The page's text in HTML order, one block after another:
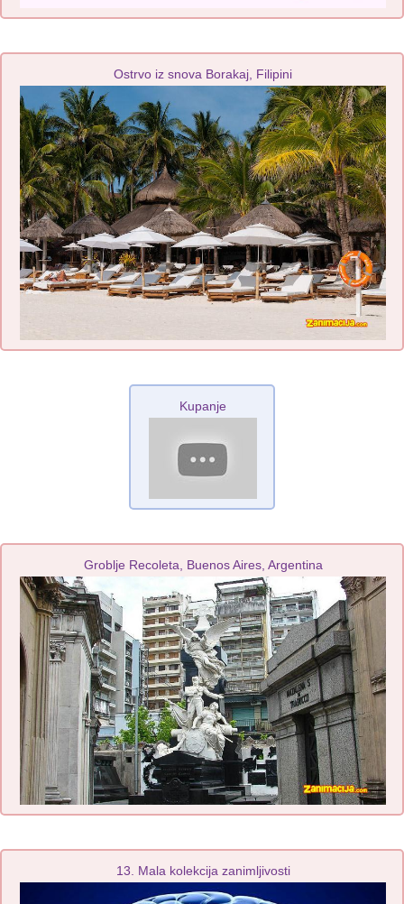
Ostrvo iz snova Borakaj, Filipini
Kupanje
Groblje Recoleta, Buenos Aires, Argentina
13. Mala kolekcija zanimljivosti